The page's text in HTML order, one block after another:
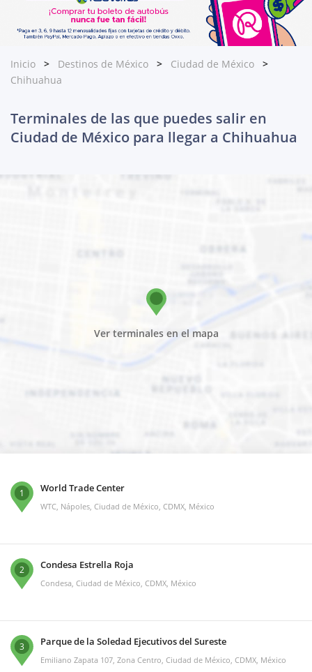
Inicio Destinos de México
Ciudad de México
Chihuahua
Terminales de las que puedes salir en
Ciudad de México para llegar a Chihuahua
Ver terminales en el mapa
1 World Trade Center
WTC, Nápoles, Ciudad de México, CDMX, México
2 Condesa Estrella Roja
Condesa, Ciudad de México, CDMX, México
3 Parque de la Soledad Ejecutivos del Sureste
Emiliano Zapata 107, Zona Centro, Ciudad de México, CDMX, México